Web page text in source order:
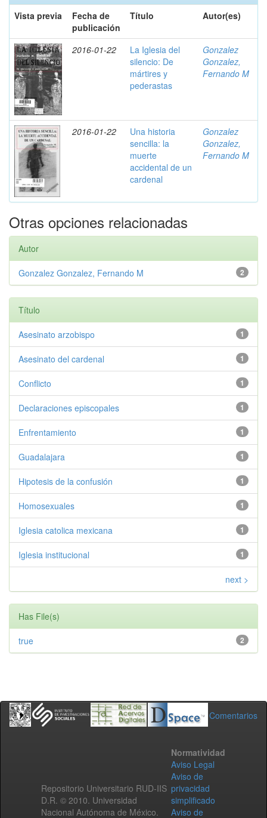
Vista previa
Fecha de
publicación
Título Autor(es)
2016-01-22
La Iglesia del
silencio: De
mártires y
pederastas
Gonzalez
Gonzalez,
Fernando M
2016-01-22
Una historia
sencilla: la
muerte
accidental de un
cardenal
Gonzalez
Gonzalez,
Fernando M
Otras opciones relacionadas
Autor
2
Gonzalez Gonzalez, Fernando M
Título
1
Asesinato arzobispo
1
Asesinato del cardenal
1
Conflicto
1
Declaraciones episcopales
1
Enfrentamiento
1
Guadalajara
1
Hipotesis de la confusión
1
Homosexuales
1
Iglesia catolica mexicana
1
Iglesia institucional
next >
Has File(s)
2
true
Comentarios
Repositorio Universitario RUD-IIS
D.R. © 2010. Universidad
Nacional Autónoma de México.
Normatividad
Aviso Legal
Aviso de
privacidad
simplificado
Aviso de